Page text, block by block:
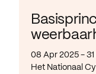
08 Apr 2025 -
Het Nationaal